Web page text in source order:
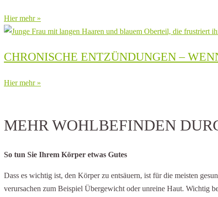
Hier mehr »
CHRONISCHE ENTZÜNDUNGEN –
Hier mehr »
MEHR WOHLBEFINDEN
So tun Sie Ihrem Körper etwas Gutes
Dass es wichtig ist, den Körper zu entsäuern, ist für die meisten
verursachen zum Beispiel Übergewicht oder unreine Haut. Wichtig